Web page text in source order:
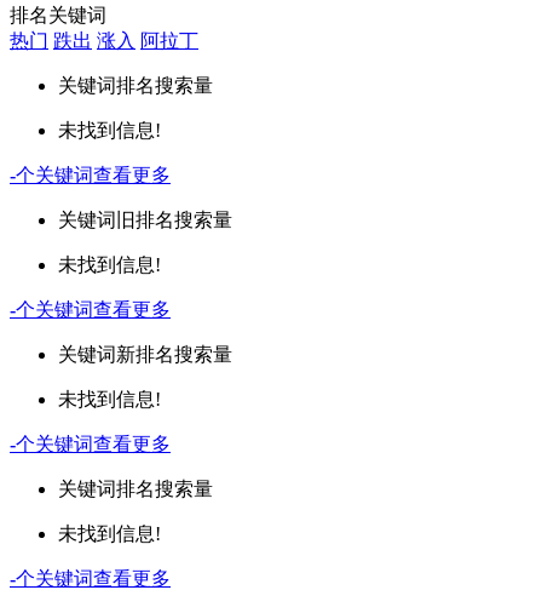
排名关键词
热门 跌出 涨入 阿拉丁
关键词排名搜索量
未找到信息!
-个关键词查看更多
关键词 旧排名搜索量
未找到信息!
-个关键词查看更多
关键词新排名搜索量
未找到信息!
-个关键词查看更多
关键词排名搜索量
未找到信息!
-个关键词查看更多